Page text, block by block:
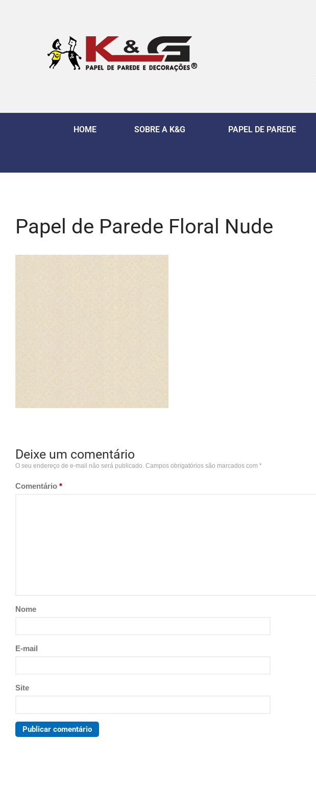
HOME SOBRE A K&G PAPEL DE PAREDE
Papel de Parede Floral Nude
Deixe um comentário
O seu endereço de e-mail não será publicado. Campos obrigatórios são marcados com *
Comentário *
Nome
E-mail
Site